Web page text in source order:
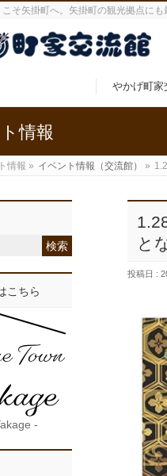
そ矢掛町へ。矢掛町の観光拠点にも
やかげ町
情報
情報 » イベント情報（交流館） »
と
投稿日 :
こちら
-